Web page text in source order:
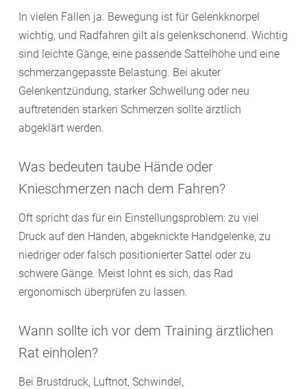
In vielen Fällen ja. Bewegung ist für Gelenkknorpel
wichtig, und Radfahren gilt als gelenkschonend. Wichtig
sind leichte Gänge, eine passende Sattelhöhe und eine
schmerzangepasste Belastung. Bei akuter
Gelenkentzündung, starker Schwellung oder neu
auftretenden starken Schmerzen sollte ärztlich
abgeklärt werden.
Was bedeuten taube Hände oder
Knieschmerzen nach dem Fahren?
Oft spricht das für ein Einstellungsproblem: zu viel
Druck auf den Händen, abgeknickte Handgelenke, zu
niedriger oder falsch positionierter Sattel oder zu
schwere Gänge. Meist lohnt es sich, das Rad
ergonomisch überprüfen zu lassen.
Wann sollte ich vor dem Training ärztlichen
Rat einholen?
Bei Brustdruck, Luftnot, Schwindel,